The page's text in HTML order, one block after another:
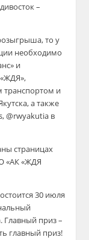
–
то у
необходимо
и
и
а также
@rwyakutia в
страницах
«АК «ЖДЯ
30 июля
Главный приз –
главный приз!